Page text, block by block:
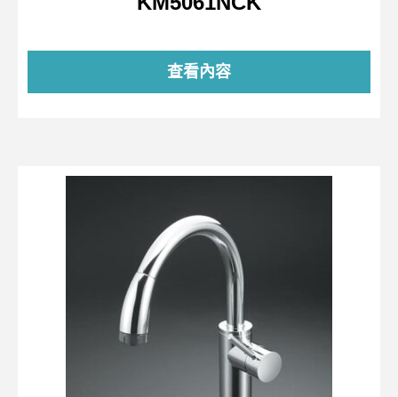
查看內容